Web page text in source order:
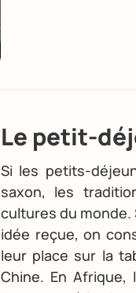
Le petit-
Si les petits-
saxon, les
cultures du monde.
idée reçue, on
leur place sur la
Chine. En